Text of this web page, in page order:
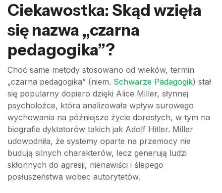
Ciekawostka: Skąd wzięła
się nazwa „czarna
pedagogika”?
Choć same metody stosowano od wieków, termin
„czarna pedagogika” (niem. Schwarze Pädagogik) stał
się popularny dopiero dzięki Alice Miller, słynnej
psycholożce, która analizowała wpływ surowego
wychowania na późniejsze życie dorosłych, w tym na
biografie dyktatorów takich jak Adolf Hitler. Miller
udowodniła, że systemy oparte na przemocy nie
budują silnych charakterów, lecz generują ludzi
skłonnych do agresji, nienawiści i ślepego
posłuszeństwa wobec autorytetów.